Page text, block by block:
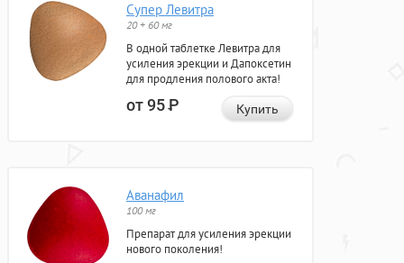
Супер Левитра
20 + 60 мг
В одной таблетке Левитра для
усиления эрекции и Дапоксетин
для продления полового акта!
от 95Р Купить
Аванафил
100 мг
Препарат для усиления эрекции
нового поколения!